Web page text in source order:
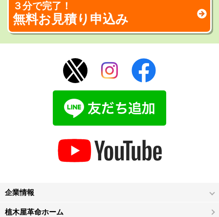
３分で完了！
無料お見積り申込み
企業情報
植木屋革命ホーム